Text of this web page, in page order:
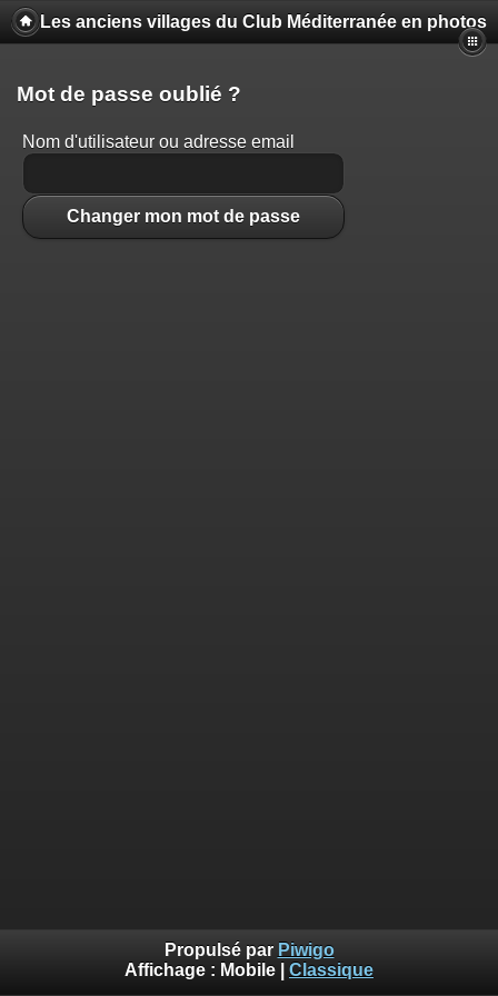
Les anciens villages du Club Méditerranée en photos
Mot de passe oublié ?
Nom d'utilisateur ou adresse email
Changer mon mot de passe
Propulsé par Piwigo
Affichage : Mobile Classique